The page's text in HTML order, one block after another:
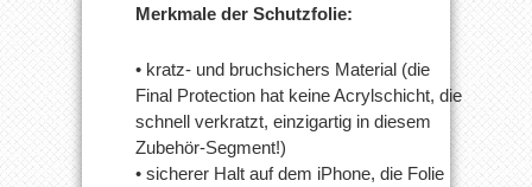
Merkmale der Schutzfolie:
• kratz- und bruchsichers Material (die
Final Protection hat keine Acrylschicht, die
schnell verkratzt, einzigartig in diesem
Zubehör-Segment!)
• sicherer Halt auf dem iPhone, die Folie